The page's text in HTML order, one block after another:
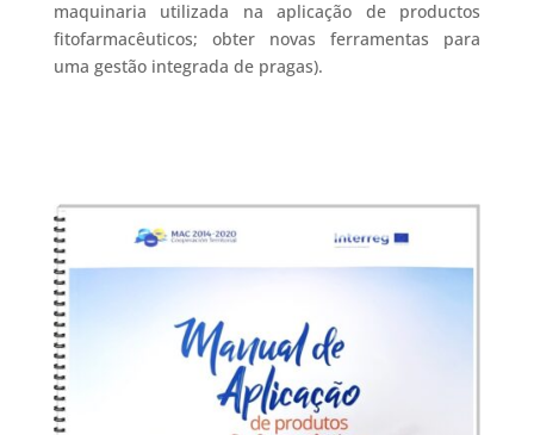
maquinaria utilizada na aplicação de productos
fitofarmacêuticos; obter novas ferramentas para
uma gestão integrada de pragas).